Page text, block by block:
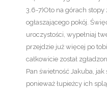
3.6-7)Oto na górach stopy
ogłaszającego pokój.
uroczystości, wypełniaj
przejdzie już więcej po
całkowicie został
Pan świetność Jakuba, jak
ponieważ łupieżcy ich